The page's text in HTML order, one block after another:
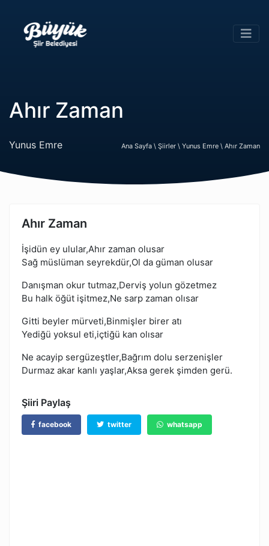
Ahır Zaman
Yunus Emre Ana Sayfa \ Şiirler \ Yunus Emre \ Ahır Zaman
Ahır Zaman
İşidün ey ulular,Ahır zaman olusar
Sağ müslüman seyrekdür,Ol da güman olusar
Danışman okur tutmaz,Derviş yolun gözetmez
Bu halk öğüt işitmez,Ne sarp zaman olısar
Gitti beyler mürveti,Binmişler birer atı
Yediğü yoksul eti,içtiğü kan olısar
Ne acayip sergüzeştler,Bağrım dolu serzenişler
Durmaz akar kanlı yaşlar,Aksa gerek şimden gerü.
Şiiri Paylaş
facebook twitter whatsapp